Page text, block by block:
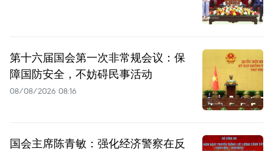
第十六届国会第一次非常规会议：保
障国防安全，不妨碍民事活动
08/08/2026 08:16
国会主席陈青敏：强化经济警察在反